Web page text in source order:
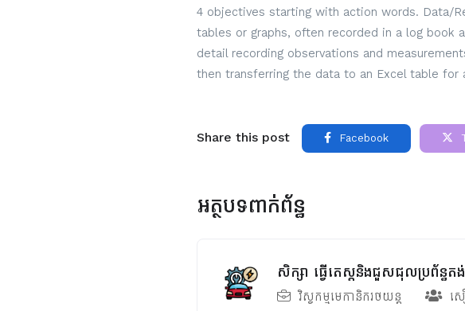
4 objectives starting with action words. Data/
tables or graphs, often recorded in a log book
detail recording observations and
then transferring the data to an Excel table for
Share this post Facebook
អត្ថបទពាក់ព័ន្ធ
សិក្សា ធ្វើតេស្តនិងជួសជុលប្រព័ន្ធ
វិស្វកម្មមេកានិករថយន្ត ស